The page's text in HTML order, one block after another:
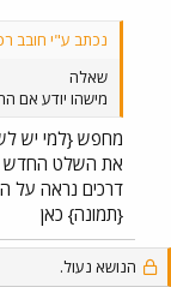
נכתב ע"י חובב
שאלה
מישהו יודע אם
מחפש {למי יש
את השלט החדש
דרכים נראה על
{תמונה} כאן
הנושא נעול.